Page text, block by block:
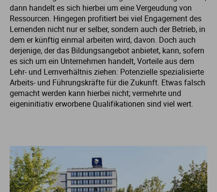
dann handelt es sich hierbei um eine Vergeudung von
Ressourcen. Hingegen profitiert bei viel Engagement des
Lernenden nicht nur er selber, sondern auch der Betrieb, in
dem er künftig einmal arbeiten wird, davon. Doch auch
derjenige, der das Bildungsangebot anbietet, kann, sofern
es sich um ein Unternehmen handelt, Vorteile aus dem
Lehr- und Lernverhältnis ziehen: Potenzielle spezialisierte
Arbeits- und Führungskräfte für die Zukunft. Etwas falsch
gemacht werden kann hierbei nicht; vermehrte und
eigeninitiativ erworbene Qualifikationen sind viel wert.